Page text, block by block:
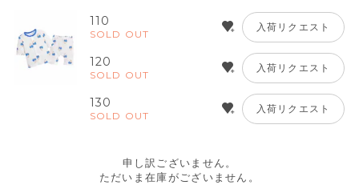
110
SOLD OUT
入荷リクエスト
120
SOLD OUT
入荷リクエスト
130
SOLD OUT
入荷リクエスト
申し訳ございません。
ただいま在庫がございません。